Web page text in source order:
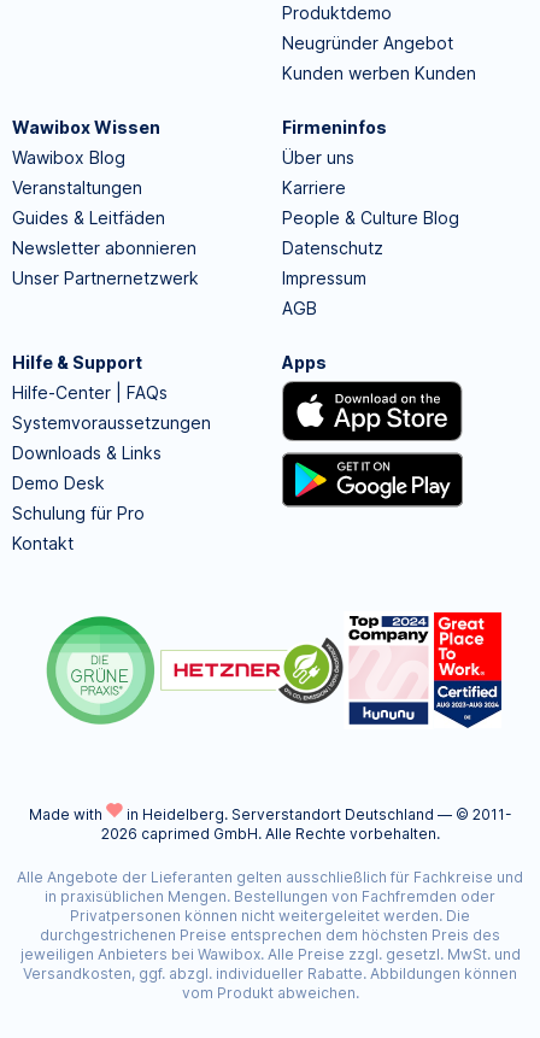
Produktdemo
Neugründer Angebot
Kunden werben Kunden
Wawibox Wissen
Wawibox Blog
Veranstaltungen
Guides & Leitfäden
Newsletter abonnieren
Unser Partnernetzwerk
Firmeninfos
Über uns
Karriere
People & Culture Blog
Datenschutz
Impressum
AGB
Hilfe & Support
Hilfe-Center | FAQs
Systemvoraussetzungen
Downloads & Links
Demo Desk
Schulung für Pro
Kontakt
Apps
Made with in Heidelberg. Serverstandort Deutschland — © 2011-
2026 caprimed GmbH. Alle Rechte vorbehalten.
Alle Angebote der Lieferanten gelten ausschließlich für Fachkreise und
in praxisüblichen Mengen. Bestellungen von Fachfremden oder
Privatpersonen können nicht weitergeleitet werden. Die
durchgestrichenen Preise entsprechen dem höchsten Preis des
jeweiligen Anbieters bei Wawibox. Alle Preise zzgl. gesetzl. MwSt. und
Versandkosten, ggf. abzgl. individueller Rabatte. Abbildungen können
vom Produkt abweichen.